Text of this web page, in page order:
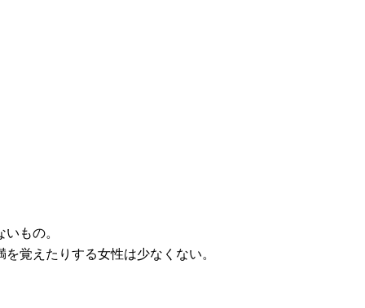
もの。
覚えたりする女性は少なくない。